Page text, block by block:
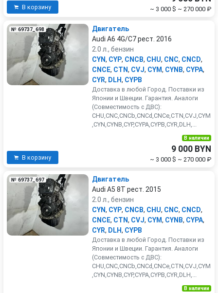
В корзину ~ 3 000 $ ~ 270 000 ₽
№ 69737_698
Двигатель
Audi A6 4G/C7 рест. 2016
2.0 л., бензин
CYN, CYP, CNCB, CHU, CNC, CNCD,
CNCE, CTN, CVJ, CYM, CYNB, CYPA,
CYR, DLH, CYPB
Доставка в любой Город. Поставки из
Японии и Швеции. Гарантия. Аналоги
(Совместимость с ДВС):
CHU,CNC,CNCb,CNCd,CNCe,CTN,CVJ,CYM
,CYN,CYNB,CYP,CYPA,CYPB,CYR,DLH,...
В корзину
В наличии
9 000 BYN
~ 3 000 $ ~ 270 000 ₽
№ 69737_697
Двигатель
Audi A5 8T рест. 2015
2.0 л., бензин
CYN, CYP, CNCB, CHU, CNC, CNCD,
CNCE, CTN, CVJ, CYM, CYNB, CYPA,
CYR, DLH, CYPB
Доставка в любой Город. Поставки из
Японии и Швеции. Гарантия. Аналоги
(Совместимость с ДВС):
CHU,CNC,CNCb,CNCd,CNCe,CTN,CVJ,CYM
,CYN,CYNB,CYP,CYPA,CYPB,CYR,DLH,...
В наличии